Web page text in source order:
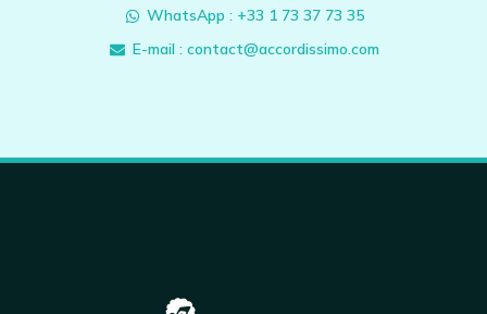
WhatsApp : +33 1 73 37 73 35
E-mail : contact@accordissimo.com